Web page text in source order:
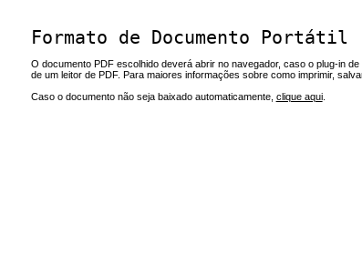
Formato de Documento Portátil
O documento PDF escolhido deverá abrir no navegador, caso o plug-in
de um leitor de PDF. Para maiores informações sobre como imprimir,
Caso o documento não seja baixado automaticamente, clique aqui.